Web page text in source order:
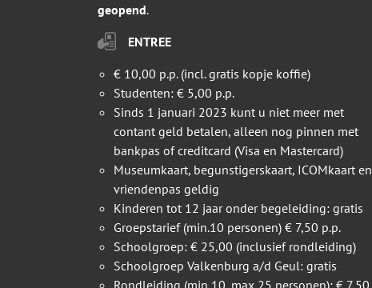
geopend.
ENTREE
€ 10,00 p.p. (incl. gratis kopje koffie)
Studenten: € 5,00 p.p.
Sinds 1 januari 2023 kunt u niet meer met
contant geld betalen, alleen nog pinnen met
bankpas of creditcard (Visa en Mastercard)
Museumkaart, begunstigerskaart, ICOMkaart en
vriendenpas geldig
Kinderen tot 12 jaar onder begeleiding: gratis
Groepstarief (min.10 personen) € 7,50 p.p.
Schoolgroep: € 25,00 (inclusief rondleiding)
Schoolgroep Valkenburg a/d Geul: gratis
Rondleiding (min 10, max 25 personen): € 7,50